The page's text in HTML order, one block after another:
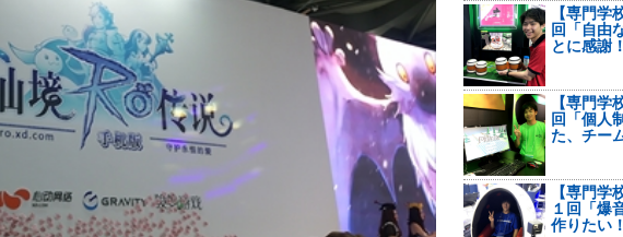
【専門
回「自由
とに感謝
【専門
回「個人
た、チー
【専門
１回「爆
作りたい